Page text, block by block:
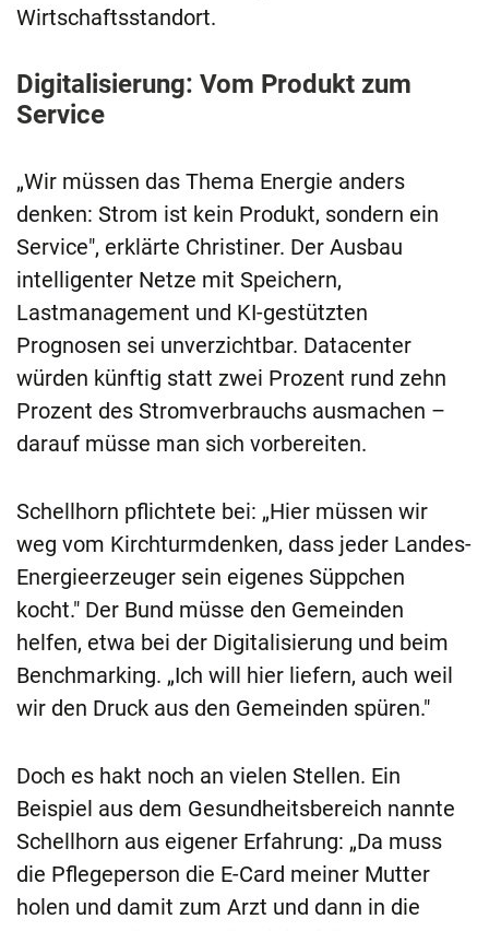
Wirtschaftsstandort.
Digitalisierung: Vom Produkt zum
Service
„Wir müssen das Thema Energie anders
denken: Strom ist kein Produkt, sondern ein
Service", erklärte Christiner. Der Ausbau
intelligenter Netze mit Speichern,
Lastmanagement und KI-gestützten
Prognosen sei unverzichtbar. Datacenter
würden künftig statt zwei Prozent rund zehn
Prozent des Stromverbrauchs ausmachen –
darauf müsse man sich vorbereiten.
Schellhorn pflichtete bei: „Hier müssen wir
weg vom Kirchturmdenken, dass jeder Landes-
Energieerzeuger sein eigenes Süppchen
kocht." Der Bund müsse den Gemeinden
helfen, etwa bei der Digitalisierung und beim
Benchmarking. „Ich will hier liefern, auch weil
wir den Druck aus den Gemeinden spüren."
Doch es hakt noch an vielen Stellen. Ein
Beispiel aus dem Gesundheitsbereich nannte
Schellhorn aus eigener Erfahrung: „Da muss
die Pflegeperson die E-Card meiner Mutter
holen und damit zum Arzt und dann in die